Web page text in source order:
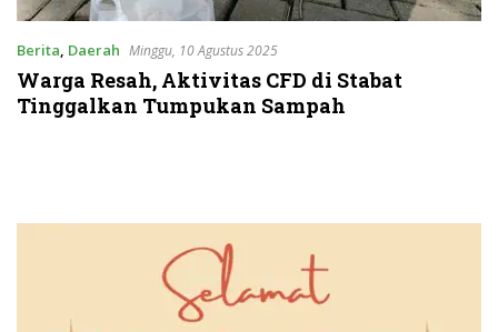
Berita, Daerah Minggu, 10 Agustus 2025
Warga Resah, Aktivitas CFD di Stabat
Tinggalkan Tumpukan Sampah